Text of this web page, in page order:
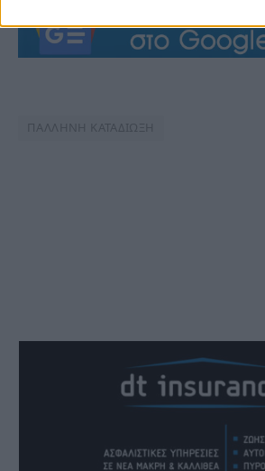
ΠΑΛΛΗΝΗ ΚΑΤΑΔΙΩΞΗ